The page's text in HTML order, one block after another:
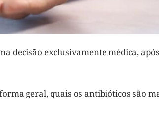
decisão exclusivamente médica,
geral, quais os antibióticos são